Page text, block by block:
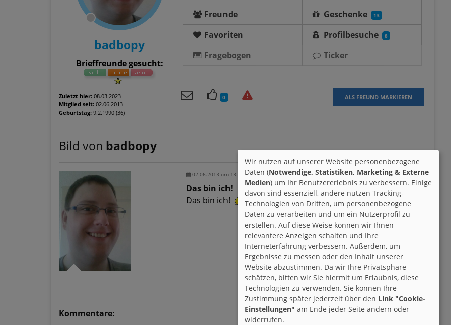
badbopy
Brieffreunde gesucht:
Freunde
Geschenke 13
Favoriten Profilbesuche 8
Fragebogen Ticker
Zuletzt hier: 08.03.2023
Mitglied seit: 02.06.2013
Geburtstag: 9.2.1990 (36)
0 ALS FREUND MARKIEREN
Bild von badbopy
02.06.2013 um 13:46 h
Das bin ich!
Das bin ich!
Kommentare:
Wir nutzen auf unserer Website personenbezogene
Daten (Notwendige, Statistiken, Marketing & Externe
Medien) um Ihr Benutzererlebnis zu verbessern. Einige
davon sind essenziell, andere nutzen Tracking-
Technologien von Dritten, um personenbezogene
Daten zu verarbeiten und um ein Nutzerprofil zu
erstellen. Auf diese Weise können wir Ihnen
relevantere Anzeigen schalten und Ihre
Interneterfahrung verbessern. Außerdem, um
Ergebnisse zu messen oder den Inhalt unserer
Website abzustimmen. Da wir Ihre Privatsphäre
schätzen, bitten wir Sie hiermit um Erlaubnis, diese
Technologien zu verwenden. Sie können Ihre
Zustimmung später jederzeit über den Link "Cookie-
Einstellungen" am Ende jeder Seite ändern oder
widerrufen.